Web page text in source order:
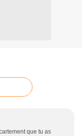
que tu as